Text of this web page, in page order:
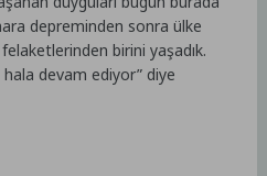
depreminden sonra ülke
birini yaşadık.
devam ediyor” diye